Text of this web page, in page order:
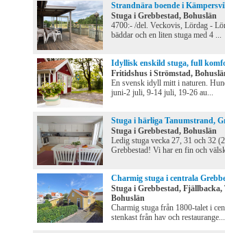
Strandnära boende i
Stuga i Grebbestad, Bohuslän
4700:- /del. Veckovis, Lördag -
bäddar och en liten stuga med 4 ...
Idyllisk enskild stuga, full
Fritidshus i Strömstad,
En svensk idyll mitt i naturen.
juni-2 juli, 9-14 juli, 19-26 au...
Stuga i härliga Tanumstrand,
Stuga i Grebbestad, Bohuslän
Ledig stuga vecka 27, 31 och 32
Grebbestad! Vi har en fin och
Charmig stuga i centrala
Stuga i Grebbestad,
Bohuslän
Charmig stuga från 1800-talet i
stenkast från hav och restaurange...